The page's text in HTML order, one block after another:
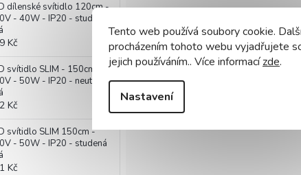
Tento web používá soubory cookie.
procházením tohoto webu vyjadřujete
jejich používáním.. Více informacízde.
Nastavení
dílenské svítidlo 120cm -
- 40W - IP20 - studená
Kč
svítidlo SLIM - 150cm -
- 50W - IP20 - neutrální
Kč
svítidlo SLIM 150cm -
- 50W - IP20 - studená
Kč